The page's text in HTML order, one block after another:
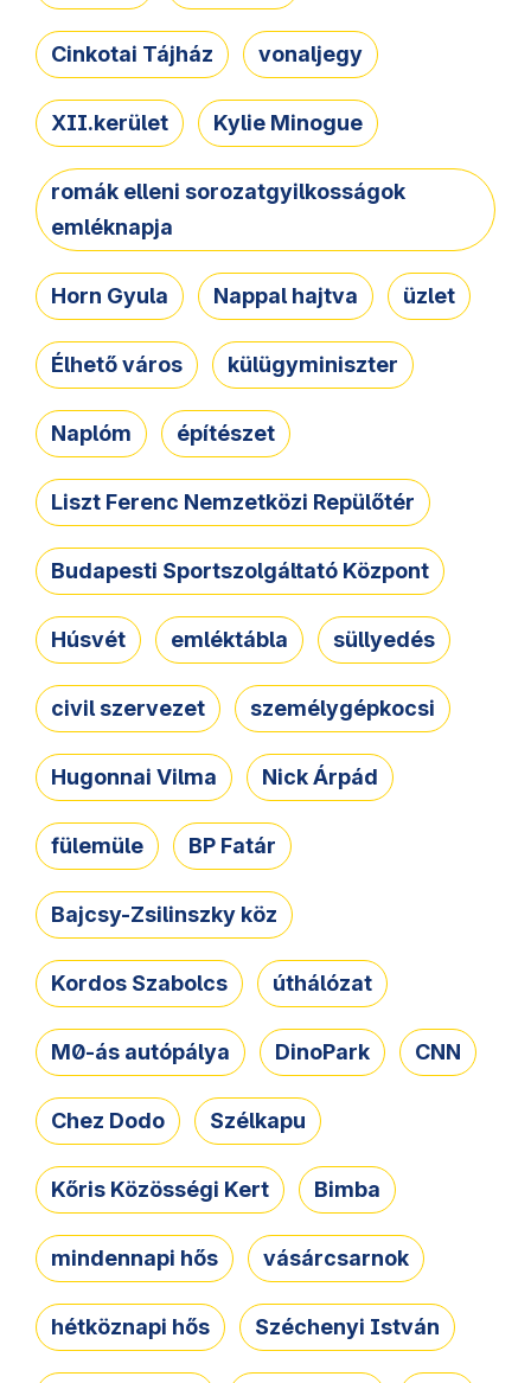
Cinkotai Tájház vonaljegy
XII.kerület Kylie Minogue
romák elleni sorozatgyilkosságok
emléknapja
Horn Gyula Nappal hajtva üzlet
Élhető város külügyminiszter
Naplóm építészet
Liszt Ferenc Nemzetközi Repülőtér
Budapesti Sportszolgáltató Központ
Húsvét emléktábla süllyedés
civil szervezet személygépkocsi
Hugonnai Vilma Nick Árpád
fülemüle BP Fatár
Bajcsy-Zsilinszky köz
Kordos Szabolcs úthálózat
M0-ás autópálya DinoPark CNN
Chez Dodo Szélkapu
Kőris Közösségi Kert Bimba
mindennapi hős vásárcsarnok
hétköznapi hős Széchenyi István